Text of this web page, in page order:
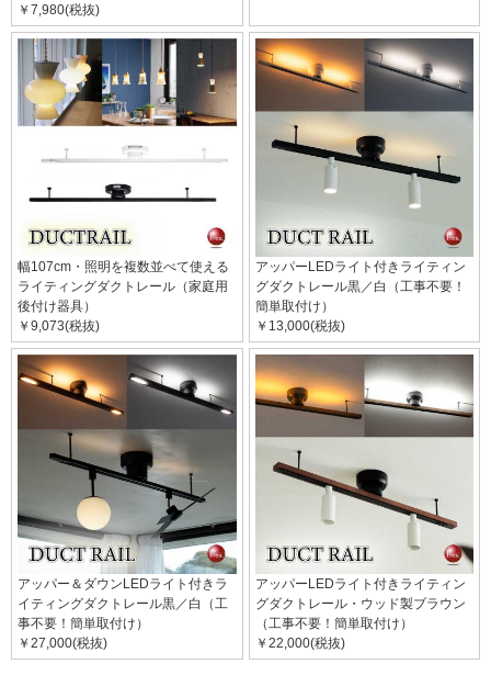
￥7,980(税抜)
幅107cm・照明を複数並べて使える
ライティングダクトレール（家庭用
後付け器具）
￥9,073(税抜)
アッパーLEDライト付きライティン
グダクトレール黒／白（工事不要！
簡単取付け）
￥13,000(税抜)
アッパー＆ダウンLEDライト付きラ
イティングダクトレール黒／白（工
事不要！簡単取付け）
￥27,000(税抜)
アッパーLEDライト付きライティン
グダクトレール・ウッド製ブラウン
（工事不要！簡単取付け）
￥22,000(税抜)